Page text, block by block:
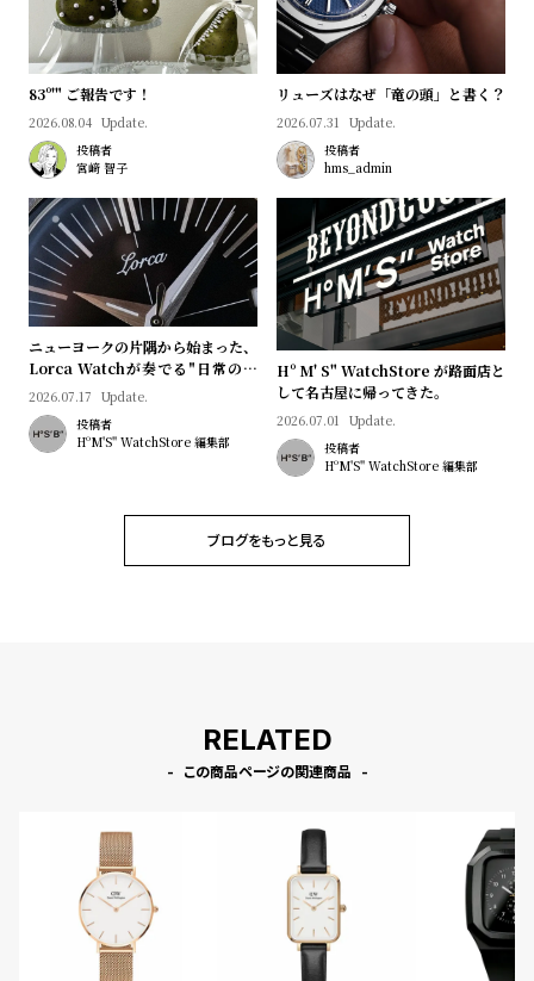
プ
ラ
ス
ビ
ス
よ
く
あ
る
質
問
お
問
い
合
わ
せ
83º'" ご報告です！
2026.08.04 Update.
投稿者
宮﨑 智子
リューズはなぜ「竜の頭」と書く？
2026.07.31 Update.
投稿者
hms_admin
ニューヨークの片隅から始まった、
Lorca Watchが奏でる"日常のロ
マン"｜Brand Picks #08
2026.07.17 Update.
投稿者
HºM'S" WatchStore 編集部
Hº M' S" WatchStore が路面店と
して名古屋に帰ってきた。
2026.07.01 Update.
投稿者
HºM'S" WatchStore 編集部
ブログをもっと見る
RELATED
この商品ページの関連商品